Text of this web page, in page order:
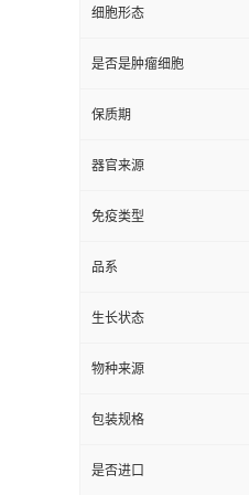
细胞形态
是否是肿瘤细胞
保质期
器官来源
免疫类型
品系
生长状态
物种来源
包装规格
是否进口